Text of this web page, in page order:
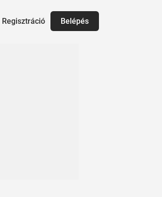
Belépés
Regisztráció